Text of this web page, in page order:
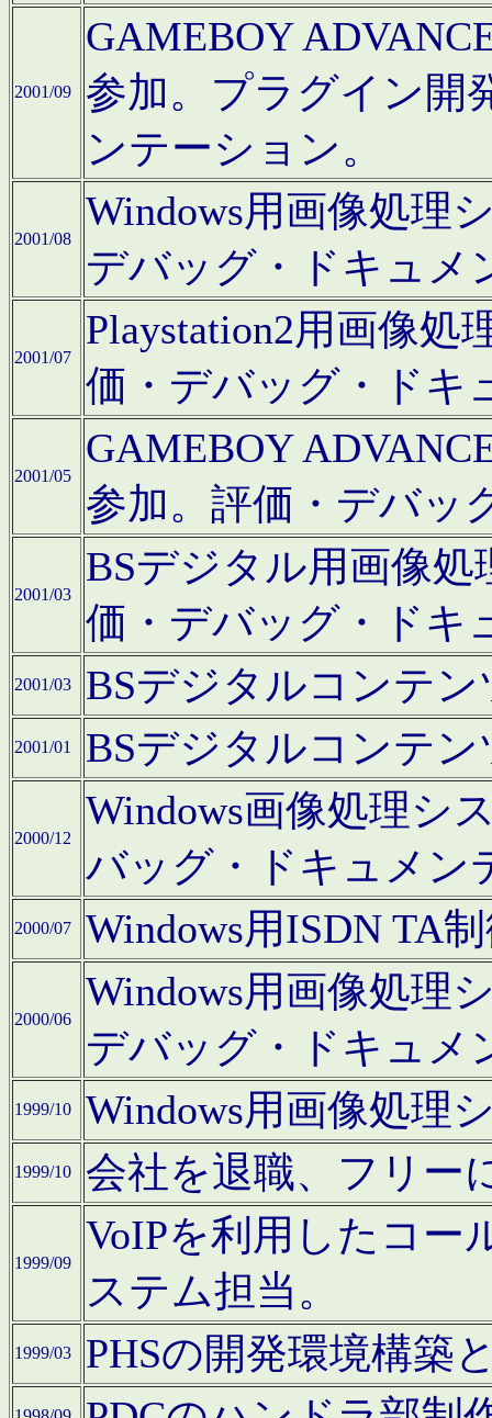
2001/09
GAMEBOY
参加。プラグイン開
ンテーション。
2001/08
Windows用画像処理
デバッグ・ドキュメ
2001/07
Playstation2用画像
価・デバッグ・ドキ
2001/05
GAMEBOY
参加。評価・デバッ
2001/03
BSデジタル用画像
価・デバッグ・ドキ
2001/03 BSデジタルコンテ
2001/01 BSデジタルコンテ
2000/12
Windows画像処理シ
バッグ・ドキュメン
2000/07 Windows用ISDN TA
2000/06
Windows用画像処理
デバッグ・ドキュメ
1999/10 Windows用画像処理
1999/10 会社を退職、フリー
1999/09
VoIPを利用したコー
ステム担当。
1999/03 PHSの開発環境構築